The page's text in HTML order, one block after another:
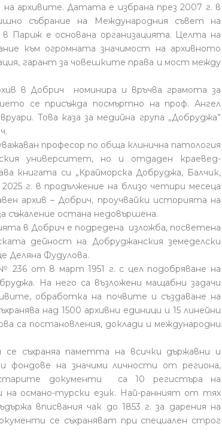
архивите. Датата е избрана през 2007 г. в
събрание на Международния съвет на
Париж е основана организацията. Целта на
към огромната значимост на архивното
гарант за човешките права и мост между
в Добрич номинира и връчва грамота за
се присъжда посмъртно на проф. Ангел
Това каза за медийна група „Добруджа”
професор по обща клинична патология
университет, но и отдаден краевед-
книгата си „Крайморска Добруджа, Балчик,
г. в продължение на близо четири месеца
архив – Добрич, проучвайки историята на
съжаление остана недовършена.
в Добрич е подредена изложба, посветена
дейност на Добруджанския земеделски
Деляна Фудулова.
от 8 март 1951 г. с цел подобряване на
На него са възложени мащабни задачи
обработка на почвите и създаване на
над 1500 архивни единици и 15 линейни
са постановления, доклади и международни
съхраняа паметта на всички държавни и
фондове на значими личности от региона,
документи са 10 регистъра на
на османо-турски език. Най-ранният от тях
вписвания чак до 1853 г. за дарения на
се съхраняват при специален строг